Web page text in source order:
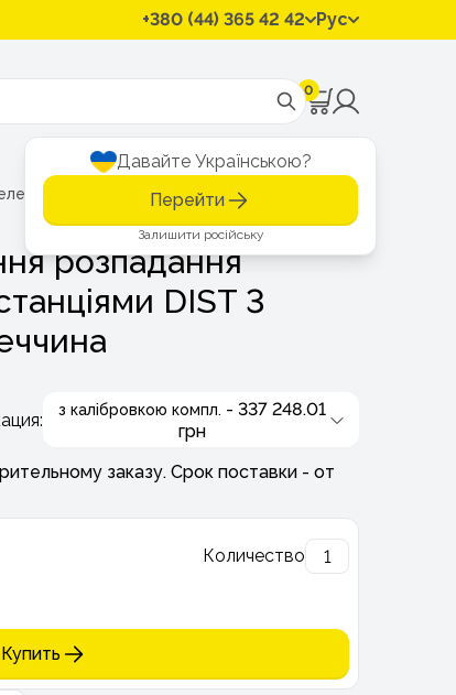
+380 (44) 365 42 42 Рус
0
Давайте Українською?
Перейти
Залишити російську
распада Прилад визначення розпадання
розпадання
DIST 3
з калібровкою компл. - 337 248.01
грн
заказу. Срок поставки - от
Количество
Купить